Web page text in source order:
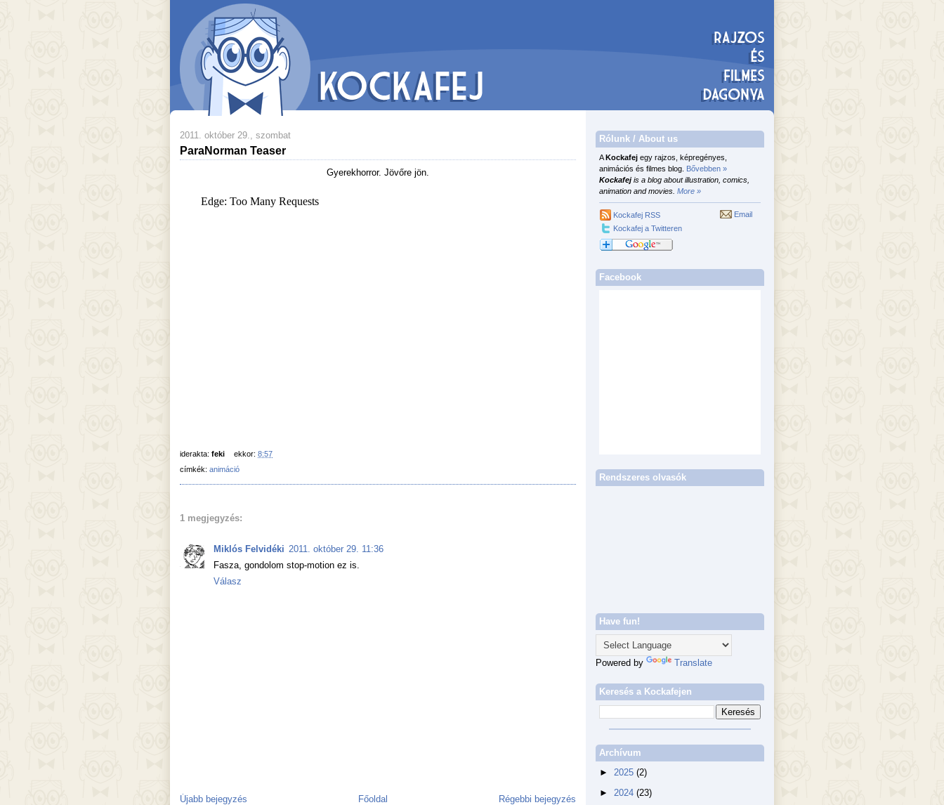
2011. október 29., szombat
ParaNorman Teaser
Gyerekhorror. Jövőre jön.
iderakta: feki ekkor: 8:57
címkék: animáció
1 megjegyzés:
Miklós Felvidéki 2011. október 29. 11:36
Fasza, gondolom stop-motion ez is.
Válasz
Újabb bejegyzés Régebbi bejegyzés
Főoldal
Rólunk / About us
AKockafej egy rajzos, képregényes,
animációs és filmes blog. Bővebben »
Kockafejis a blog about illustration, comics,
animation and movies. More »
Kockafej RSS
Kockafej a Twitteren
Email
Facebook
Rendszeres olvasók
Have fun!
Powered by Translate
Keresés a Kockafejen
Archívum
► 2025 (2)
► 2024 (23)